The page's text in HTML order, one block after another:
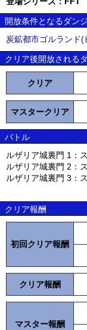
開放条件となるダン
炭鉱都市ゴルランド(
クリア後開放される
クリア
マスタークリア
バトル
ルザリア城裏門 1：
ルザリア城裏門 2：
ルザリア城裏門 3：
クリア報酬
初回クリア報酬
クリア報酬
マスター報酬